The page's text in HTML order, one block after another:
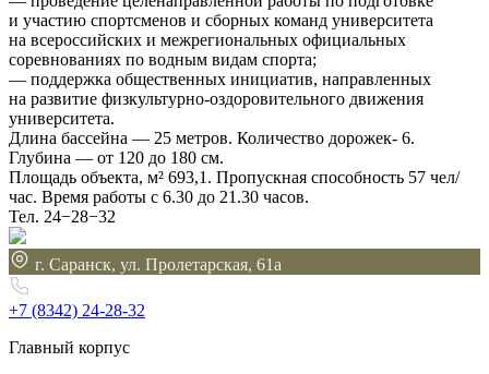
и участию спортсменов и сборных команд университета
на всероссийских и межрегиональных официальных
соревнованиях по водным видам спорта;
— поддержка общественных инициатив, направленных
на развитие физкультурно-оздоровительного движения
университета.
Длина бассейна — 25 метров. Количество дорожек- 6.
Глубина — от 120 до 180 см.
Площадь объекта, м² 693,1. Пропускная способность 57 чел/
час. Время работы с 6.30 до 21.30 часов.
Тел. 24−28−32
г. Саранск, ул. Пролетарская, 61а
+7 (8342) 24-28-32
Главный корпус